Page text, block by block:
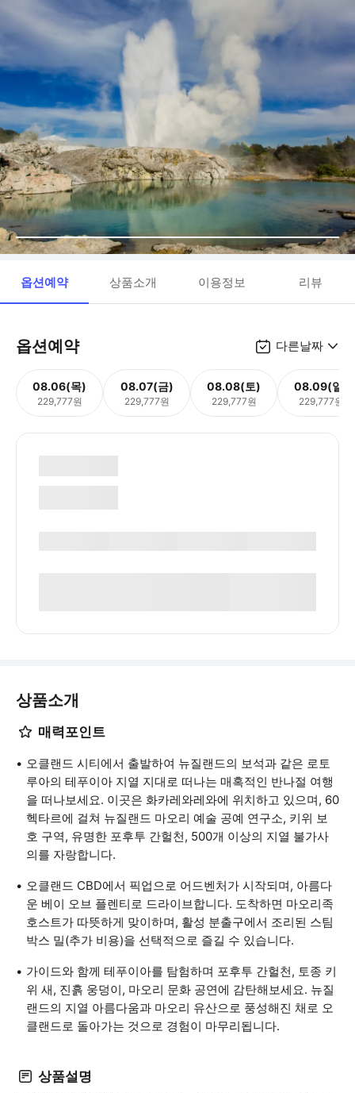
옵션예약 상품소개 이용정보 리뷰
옵션예약 다른날짜
08.06(목)
229,777원
08.07(금)
229,777원
08.08(토)
229,777원
08.09(일)
229,777원
상품소개
매력포인트
오클랜드 시티에서 출발하여 뉴질랜드의 보석과 같은 로토
루아의 테푸이아 지열 지대로 떠나는 매혹적인 반나절 여행
을 떠나보세요. 이곳은 화카레와레와에 위치하고 있으며, 60
헥타르에 걸쳐 뉴질랜드 마오리 예술 공예 연구소, 키위 보
호 구역, 유명한 포후투 간헐천, 500개 이상의 지열 불가사
의를 자랑합니다.
오클랜드 CBD에서 픽업으로 어드벤처가 시작되며, 아름다
운 베이 오브 플렌티로 드라이브합니다. 도착하면 마오리족
호스트가 따뜻하게 맞이하며, 활성 분출구에서 조리된 스팀
박스 밀(추가 비용)을 선택적으로 즐길 수 있습니다.
가이드와 함께 테푸이아를 탐험하며 포후투 간헐천, 토종 키
위 새, 진흙 웅덩이, 마오리 문화 공연에 감탄해보세요. 뉴질
랜드의 지열 아름다움과 마오리 유산으로 풍성해진 채로 오
클랜드로 돌아가는 것으로 경험이 마무리됩니다.
상품설명